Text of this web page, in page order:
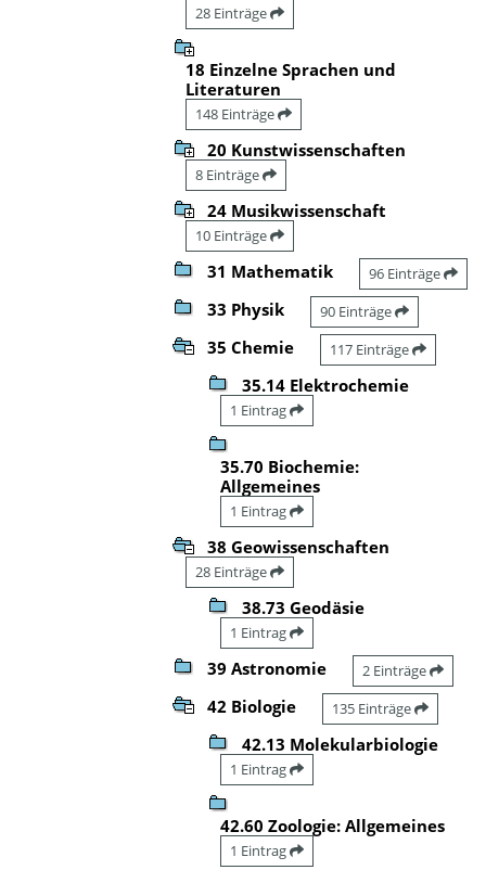
28 Einträge
18 Einzelne Sprachen und
Literaturen
148 Einträge
20 Kunstwissenschaften
8 Einträge
24 Musikwissenschaft
10 Einträge
31 Mathematik 96 Einträge
33 Physik 90 Einträge
35 Chemie 117 Einträge
35.14 Elektrochemie
1 Eintrag
35.70 Biochemie:
Allgemeines
1 Eintrag
38 Geowissenschaften
28 Einträge
38.73 Geodäsie
1 Eintrag
39 Astronomie 2 Einträge
42 Biologie 135 Einträge
42.13 Molekularbiologie
1 Eintrag
42.60 Zoologie: Allgemeines
1 Eintrag